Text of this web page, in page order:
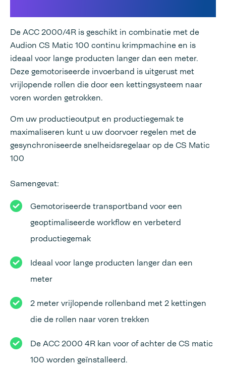
De ACC 2000/4R is geschikt in combinatie met de
Audion CS Matic 100 continu krimpmachine en is
ideaal voor lange producten langer dan een meter.
Deze gemotoriseerde invoerband is uitgerust met
vrijlopende rollen die door een kettingsysteem naar
voren worden getrokken.
Om uw productieoutput en productiegemak te
maximaliseren kunt u uw doorvoer regelen met de
gesynchroniseerde snelheidsregelaar op de CS Matic
100
Samengevat:
Gemotoriseerde transportband voor een
geoptimaliseerde workflow en verbeterd
productiegemak
Ideaal voor lange producten langer dan een
meter
2 meter vrijlopende rollenband met 2 kettingen
die de rollen naar voren trekken
De ACC 2000 4R kan voor of achter de CS matic
100 worden geïnstalleerd.